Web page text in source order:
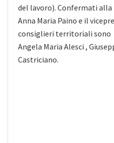
del lavoro). Confermati alla
Anna Maria Paino e il
consiglieri territoriali sono
Angela Maria Alesci ,
Castriciano.